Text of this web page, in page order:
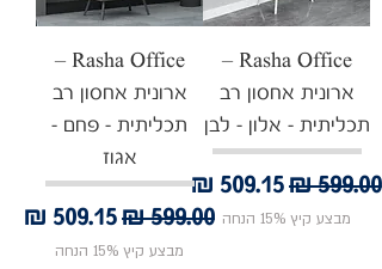
Rasha Office –
ארונית אחסון רב
תכליתית - אלון - לבן
מחיר רגילמחיר מבצע
מבצע קיץ 15% הנחה
Rasha Office –
ארונית אחסון רב
תכליתית - פחם -
אגוז
מחיר רגילמחיר
מבצע קיץ 15% הנחה